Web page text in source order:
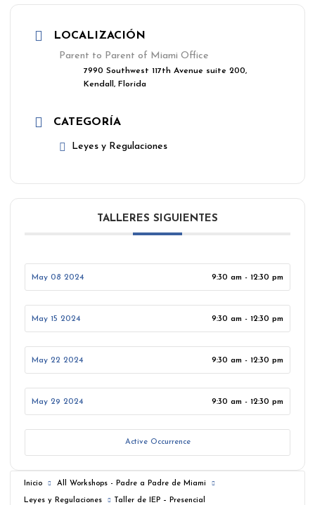
Inicio All Workshops - Padre a Padre de Miami
Leyes y Regulaciones Taller de IEP – Presencial
LOCALIZACIÓN
Parent to Parent of Miami Office
7990 Southwest 117th Avenue suite 200,
Kendall, Florida
CATEGORÍA
Leyes y Regulaciones
TALLERES SIGUIENTES
May 08 2024 9:30 am - 12:30 pm
May 15 2024 9:30 am - 12:30 pm
May 22 2024 9:30 am - 12:30 pm
May 29 2024 9:30 am - 12:30 pm
Active Occurrence